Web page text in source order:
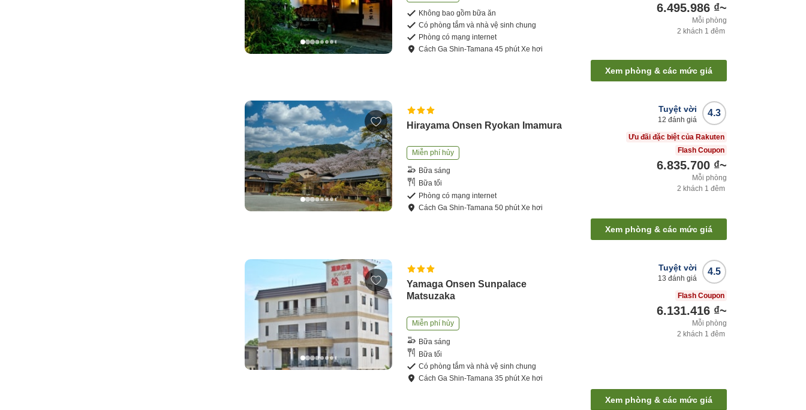
Không bao gồm bữa ăn
Có phòng tắm và nhà vệ sinh chung
Phòng có mạng internet
CáchGa Shin-Tamana 45 phútXe hơi
6.495.986 ₫~
Mỗi phòng
2 khách 1 đêm
Xem phòng & các mức giá
Hirayama Onsen Ryokan Imamura
Miễn phí hủy
Bữa sáng
Bữa tối
Phòng có mạng internet
CáchGa Shin-Tamana 50 phútXe hơi
4.3
Tuyệt vời
12 đánh giá
Ưu đãi đặc biệt của Rakuten
Flash Coupon
6.835.700 ₫~
Mỗi phòng
2 khách 1 đêm
Xem phòng & các mức giá
Yamaga Onsen Sunpalace
Matsuzaka
Miễn phí hủy
Bữa sáng
Bữa tối
Có phòng tắm và nhà vệ sinh chung
CáchGa Shin-Tamana 35 phútXe hơi
4.5
Tuyệt vời
13 đánh giá
Flash Coupon
6.131.416 ₫~
Mỗi phòng
2 khách 1 đêm
Xem phòng & các mức giá